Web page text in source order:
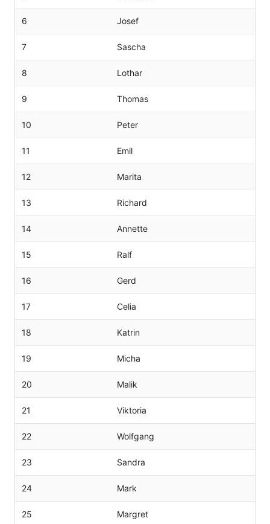
6 Josef
7 Sascha
8 Lothar
9 Thomas
10 Peter
11 Emil
12 Marita
13 Richard
14 Annette
15 Ralf
16 Gerd
17 Celia
18 Katrin
19 Micha
20 Malik
21 Viktoria
22 Wolfgang
23 Sandra
24 Mark
25 Margret